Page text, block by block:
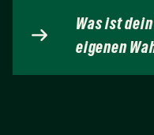
Was ist
eigenen